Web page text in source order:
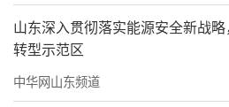
山东深入贯彻落实能源安全新战
转型示范区
中华网山东频道